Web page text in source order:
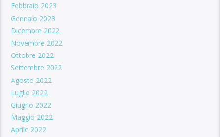
Febbraio 2023
Gennaio 2023
Dicembre 2022
Novembre 2022
Ottobre 2022
Settembre 2022
Agosto 2022
Luglio 2022
Giugno 2022
Maggio 2022
Aprile 2022